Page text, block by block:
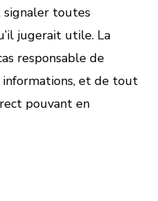
signaler toutes
jugerait utile. La
responsable de
informations, et de tout
pouvant en